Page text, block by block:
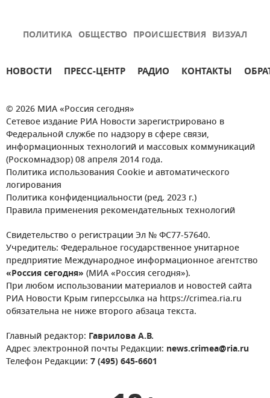
ПОЛИТИКА ОБЩЕСТВО ПРОИСШЕСТВИЯ ВИЗУАЛ
НОВОСТИ ПРЕСС-ЦЕНТР РАДИО КОНТАКТЫ
© 2026 МИА «Россия сегодня»
Сетевое издание РИА Новости зарегистрировано в
Федеральной службе по надзору в сфере связи,
информационных технологий и массовых коммуникаций
(Роскомнадзор) 08 апреля 2014 года.
Политика использования Cookie и автоматического
логирования
Политика конфиденциальности (ред. 2023 г.)
Правила применения рекомендательных технологий
Свидетельство о регистрации Эл № ФС77-57640.
Учредитель: Федеральное государственное унитарное
предприятие Международное информационное агентство
«Россия сегодня» (МИА «Россия сегодня»).
При любом использовании материалов и новостей сайта
РИА Новости Крым гиперссылка на https://crimea.ria.ru
обязательна не ниже второго абзаца текста.
Главный редактор: Гаврилова А.В.
Адрес электронной почты Редакции: news.crimea@ria.ru
Телефон Редакции: 7 (495) 645-6601